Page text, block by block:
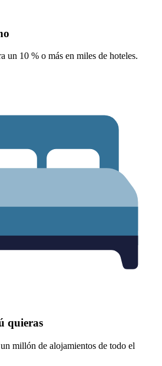
un 10 % o más en miles de hoteles.
quieras
millón de alojamientos de todo el